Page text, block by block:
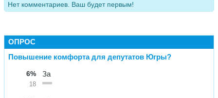
Нет комментариев. Ваш будет первым!
ОПРОС
Повышение комфорта для депутатов Югры?
6%
18
За